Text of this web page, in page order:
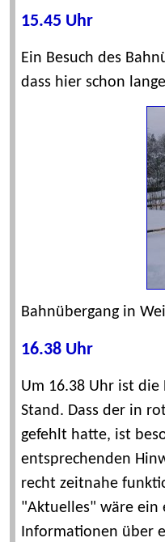
15.45 Uhr
Ein Besuch des
dass hier schon
Bahnübergang in
16.38 Uhr
Um 16.38 Uhr ist
Stand. Dass der in
gefehlt hatte, ist
entsprechenden
recht zeitnahe
"Aktuelles" wäre ein
Informationen über